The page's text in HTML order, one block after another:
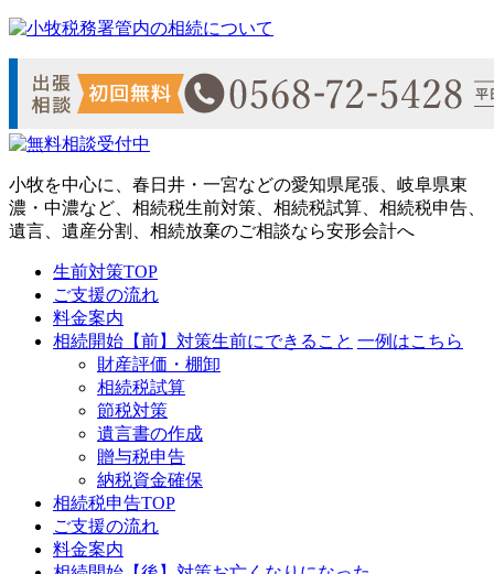
小牧を中心に、春日井・一宮などの愛知県尾張、岐阜県東
濃・中濃など、相続税生前対策、相続税試算、相続税申告、
遺言、遺産分割、相続放棄のご相談なら安形会計へ
生前対策TOP
ご支援の流れ
料金案内
相続開始【前】対策生前にできること 一例はこちら
財産評価・棚卸
相続税試算
節税対策
遺言書の作成
贈与税申告
納税資金確保
相続税申告TOP
ご支援の流れ
料金案内